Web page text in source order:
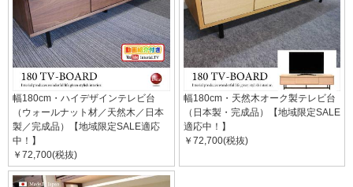
幅180cm・ハイデザインテレビ台
（ウォールナット材／天然木／日本
製／完成品）【地域限定SALE適応
中！】
￥72,700(税抜)
幅180cm・天然木オーク製テレビ台
（日本製・完成品）【地域限定SALE
適応中！】
￥72,700(税抜)